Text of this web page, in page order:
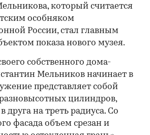
который считается
особняком
России, стал главным
показа нового музея.
собственного дома-
Мельников начинает в
представляет собой
цилиндров,
друга на треть радиуса. Со
фасада объем срезан и